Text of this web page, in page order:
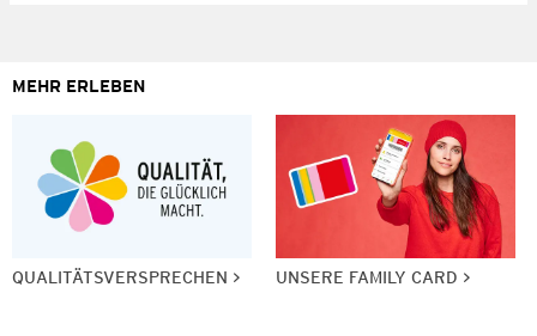
MEHR ERLEBEN
QUALITÄTSVERSPRECHEN UNSERE FAMILY CARD